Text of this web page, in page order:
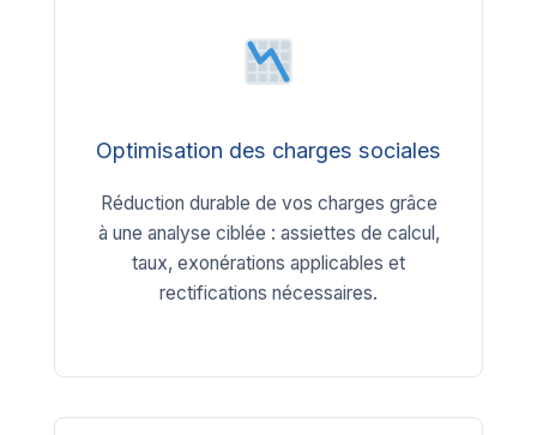
Optimisation des charges sociales
Réduction durable de vos charges grâce
à une analyse ciblée : assiettes de calcul,
taux, exonérations applicables et
rectifications nécessaires.